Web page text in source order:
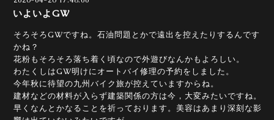
いよいよGW
そろそろGWですね。石油問題とかで遠出を控えたりするんです
かね？
花粉もそろそろ落ち着く頃なので外遊びなんかもよろしい。
わたくしはGW明けにオートバイ修理の予約をしました。
今年秋に待望の九州バイク旅が控えていますからね。
建材などの材料が入らず建築関係の方は今，大変みたいですね。
早くなんとかなることを祈っております。美容はあまり深刻な影